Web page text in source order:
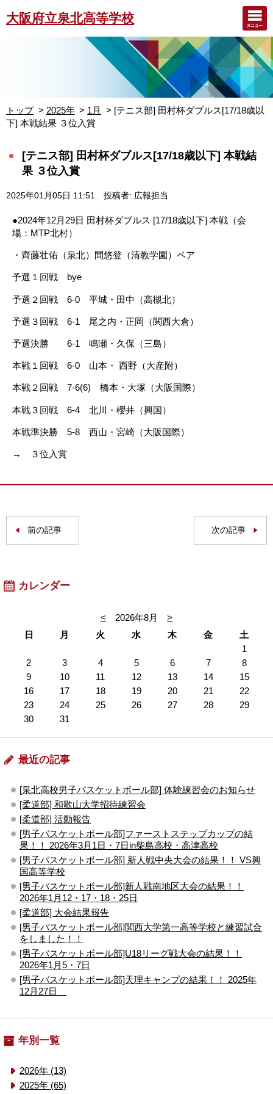
大阪府立泉北高等学校
トップ 2025年 1月
[テニス部] 田村杯ダブルス[17/18歳以
下] 本戦結果 ３位入賞
[テニス部] 田村杯ダブルス[17/18歳以下] 本戦結
果 ３位入賞
2025年01月05日 11:51 投稿者: 広報担当
●2024年12月29日 田村杯ダブルス [17/18歳以下] 本戦（会
場：MTP北村）
・齊藤壮佑（泉北）間悠登（清教学園）ペア
予選１回戦 bye
予選２回戦 6-0 平城・田中（高槻北）
予選３回戦 6-1 尾之内・正岡（関西大倉）
予選決勝 6-1 鳴瀬・久保（三島）
本戦１回戦 6-0 山本・ 西野（大産附）
本戦２回戦 7-6(6) 橋本・大塚（大阪国際）
本戦３回戦 6-4 北川・櫻井（興国）
本戦準決勝 5-8 西山・宮崎（大阪国際）
→ ３位入賞
前の記事 次の記事
カレンダー
< 2026年8月
>
日
月 火 水 木 金
土
1
2
3 4 5 6 7
8
9
10 11 12 13 14
15
16
17 18 19 20 21
22
23
24 25 26 27 28
29
30
31
最近の記事
[泉北高校男子バスケットボール部] 体験練習会のお知らせ
[柔道部] 和歌山大学招待練習会
[柔道部] 活動報告
[男子バスケットボール部]ファーストステップカップの結
果！！ 2026年3月1日・7日in柴島高校・高津高校
[男子バスケットボール部] 新人戦中央大会の結果！！ VS興
国高等学校
[男子バスケットボール部]新人戦南地区大会の結果！！
2026年1月12・17・18・25日
[柔道部] 大会結果報告
[男子バスケットボール部]関西大学第一高等学校と練習試合
をしました！！
[男子バスケットボール部]U18リーグ戦大会の結果！！
2026年1月5・7日
[男子バスケットボール部]天理キャンプの結果！！ 2025年
12月27日
年別一覧
2026年 (13)
2025年 (65)